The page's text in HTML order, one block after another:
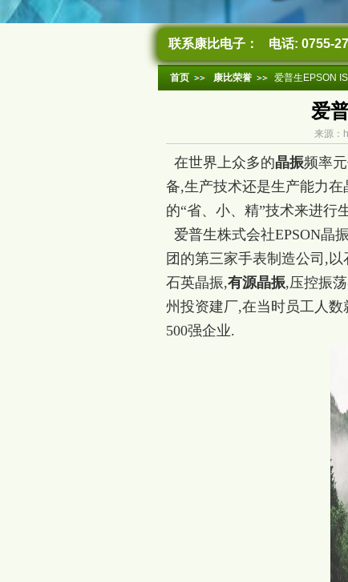
联系康比电子： 电话: 0755-
首页 康比荣誉 爱普生EPSON
爱
来源：
在世界上众多的晶振频率
备,生产技术还是生产能力
的“省、小、精”技术来进行
爱普生株式会社EPSON晶
团的第三家手表制造公司,
石英晶振,有源晶振,压控振
州投资建厂,在当时员工人数
500强企业.